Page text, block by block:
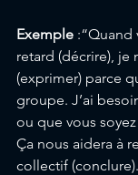
Exemple :“Quand
retard (décrire), je
(exprimer) parce
groupe. J’ai
ou que vous
Ça nous aidera à
collectif